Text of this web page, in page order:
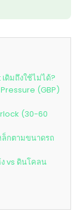
ดิมถึงใช้ไม่ได้?
(GBP)
(30-60
ล็กตามขนาดรถ
vs ดินโคลน